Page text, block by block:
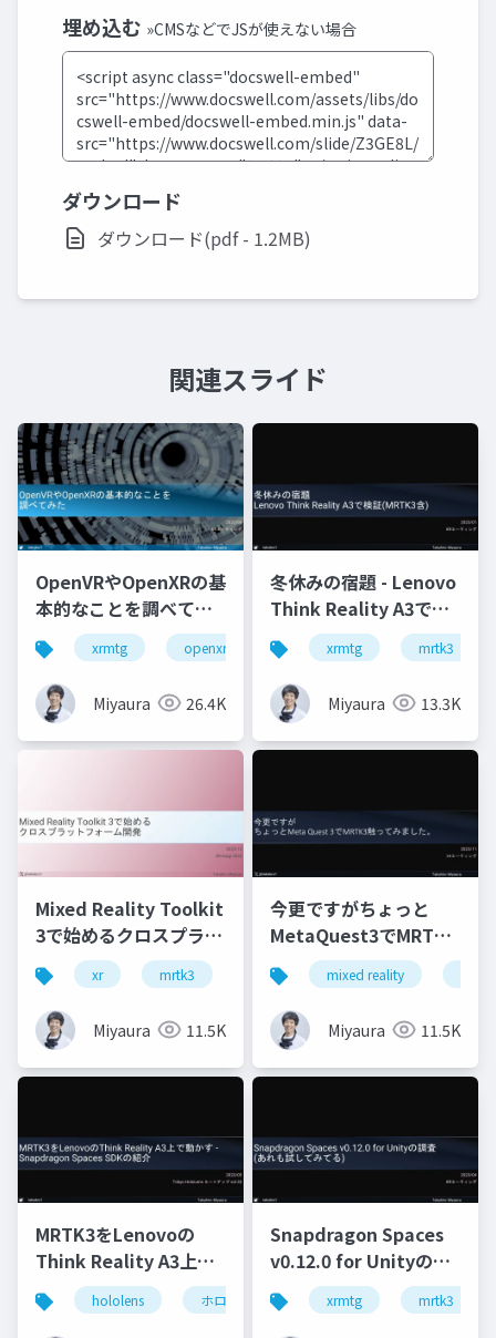
埋め込む »CMSなどでJSが使えない場合
ダウンロード
ダウンロード(pdf - 1.2MB)
関連スライド
OpenVRやOpenXRの基
本的なことを調べてみ
た
xrmtg openxr openvr hololens
Miyaura 26.4K
冬休みの宿題 - Lenovo
Think Reality A3で検
証(MRTK3含)
xrmtg mrtk3
Miyaura 13.3K
Mixed Reality Toolkit
3で始めるクロスプラッ
トフォーム開発
xr mrtk3 metaquest3 snapdragonspaces
Miyaura 11.5K
今更ですがちょっと
MetaQuest3でMRTK3
触ってみました
mixed reality
Miyaura 11.5K
MRTK3をLenovoの
Think Reality A3上で
動かす - Snapdragon
Spaces SDKの紹介
hololens ホロマジ snapdragonspaces
Snapdragon Spaces
v0.12.0 for Unityの調
査(あれも試してみて
る)
xrmtg mrtk3